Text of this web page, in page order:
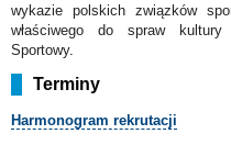
wykazie polskich związków
właściwego do spraw
Sportowy.
Terminy
Harmonogram rekrutacji